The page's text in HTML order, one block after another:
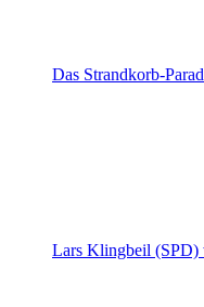
Das Strandkorb-
Lars Klingbeil